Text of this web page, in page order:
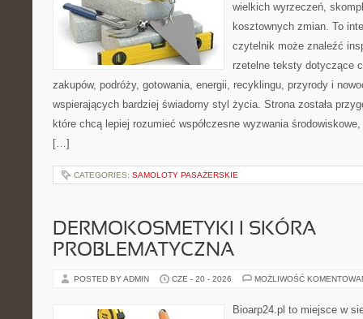
wielkich wyrzeczeń,
kosztownych zmian. To
czytelnik może znaleźć
rzetelne teksty dotyczące
zakupów, podróży, gotowania, energii, recyklingu, przyrody i
wspierających bardziej świadomy styl życia. Strona została
które chcą lepiej rozumieć współczesne wyzwania
[…]
CATEGORIES: SAMOLOTY PASAŻERSKIE
DERMOKOSMETYKI I SKÓRA
PROBLEMATYCZNA
POSTED BY ADMIN CZE - 20 - 2026 MOŻLIWOŚĆ
Bioarp24.pl to miejsce w